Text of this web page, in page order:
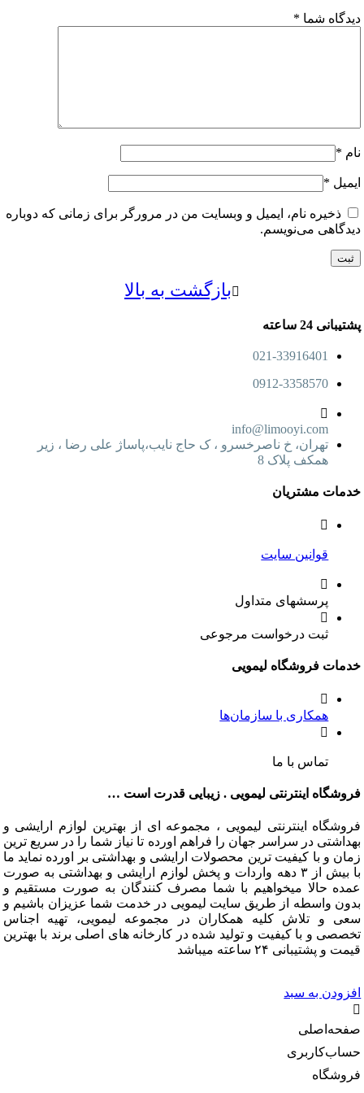
شما *
*
نام، ایمیل و وبسایت من در مرورگر برای زمانی که دوباره
می‌نویسم.
بازگشت به بالا
ساعته
021-33916401
0912-3358570
info@limooyi.com
تهران، خ ناصرخسرو ، ک حاج نایب،پاساژ علی رضا ، زیر
همکف پلاک 8
مشتریان
قوانین سایت
پرسشهای متداول
ثبت درخواست مرجوعی
فروشگاه لیمویی
همکاری با سازمان‌ها
تماس با ما
اینترنتی لیمویی . زیبایی قدرت است …
اینترنتی لیمویی ، مجموعه ای از بهترین لوازم ارایشی و
در سراسر جهان را فراهم اورده تا نیاز شما را در سریع ترین
و با کیفیت ترین محصولات ارایشی و بهداشتی بر اورده نماید ما
با بیش از ۳ دهه واردات و پخش لوازم ارایشی و بهداشتی به صورت
حالا میخواهیم با شما مصرف کنندگان به صورت مستقیم و
واسطه از طریق سایت لیمویی در خدمت شما عزیزان باشیم و
و تلاش کلیه همکاران در مجموعه لیمویی، تهیه اجناس
و با کیفیت و تولید شده در کارخانه های اصلی برند با بهترین
۲۴ ساعته میباشد
به سبد